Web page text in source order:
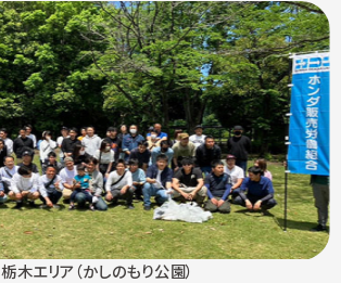
栃木エリア（かしのもり公園）